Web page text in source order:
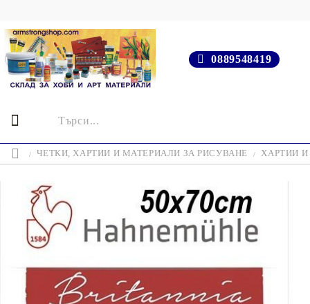
0889548419
ЧЕТКИ, ХАРТИИ И МАТЕРИАЛИ ЗА РИСУВАНЕ ХАРТИИ